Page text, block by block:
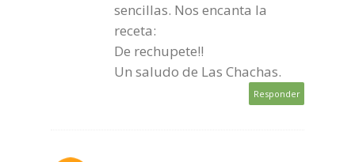
sencillas. Nos encanta la
receta:
De rechupete!!
Un saludo de Las Chachas.
Responder